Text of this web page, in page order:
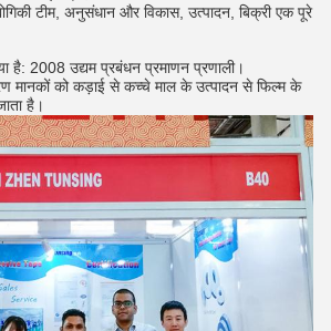
टीम, अनुसंधान और विकास, उत्पादन, बिक्री एक पूरे
है: 2008 उद्यम प्रबंधन प्रमाणन प्रणाली।
मानकों को कड़ाई से कच्चे माल के उत्पादन से फिल्म के
है।